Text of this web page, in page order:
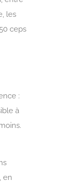
les
ceps
:
à
en